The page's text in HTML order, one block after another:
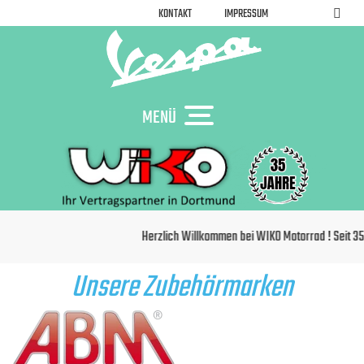
KONTAKT IMPRESSUM
MENÜ
Herzlich Willkommen bei WIKO Motorrad ! Seit 35
Unsere Zubehörmarken